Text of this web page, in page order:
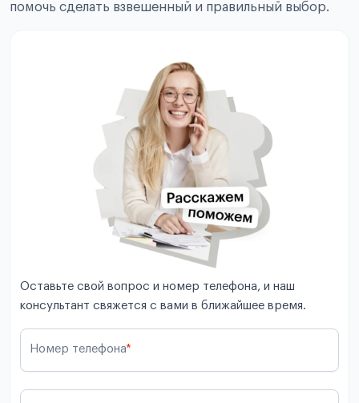
помочь сделать взвешенный и правильный выбор.
Оставьте свой вопрос и номер телефона, и наш
консультант свяжется с вами в ближайшее время.
Номер телефона*